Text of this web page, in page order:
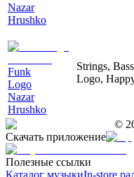
Nazar
Hrushko
Funk
Logo
Nazar
Hrushko
Strings,
Logo,
©
Скачать приложение
Полезные ссылки
Каталог музыкиIn-store